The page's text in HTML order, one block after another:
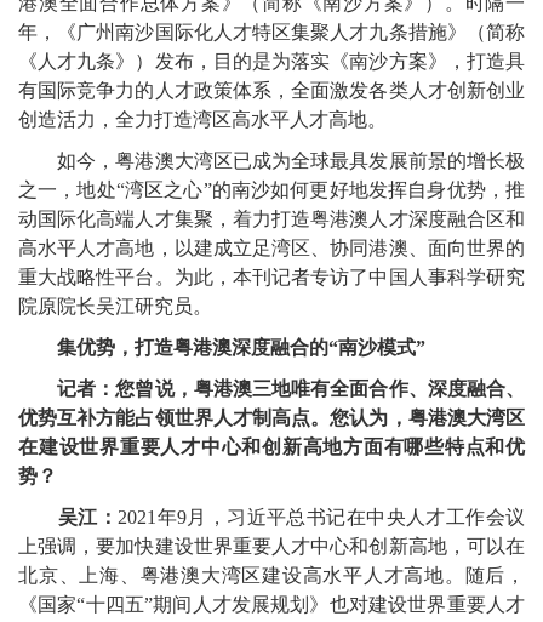
年，《广州南沙国际化人才特区集聚人才九条措施》（简称
《人才九条》）发布，目的是为落实《南沙方案》，打造具
有国际竞争力的人才政策体系，全面激发各类人才创新创业
创造活力，全力打造湾区高水平人才高地。
如今，粤港澳大湾区已成为全球最具发展前景的增长极
之一，地处“湾区之心”的南沙如何更好地发挥自身优势，推
动国际化高端人才集聚，着力打造粤港澳人才深度融合区和
高水平人才高地，以建成立足湾区、协同港澳、面向世界的
重大战略性平台。为此，本刊记者专访了中国人事科学研究
院原院长吴江研究员。
集优势，打造粤港澳深度融合的“南沙模式”
记者：您曾说，粤港澳三地唯有全面合作、深度融合、
优势互补方能占领世界人才制高点。您认为，粤港澳大湾区
在建设世界重要人才中心和创新高地方面有哪些特点和优
势？
吴江： 2021年9月，习近平总书记在中央人才工作会议
上强调，要加快建设世界重要人才中心和创新高地，可以在
北京、上海、粤港澳大湾区建设高水平人才高地。随后，
《国家“十四五”期间人才发展规划》也对建设世界重要人才